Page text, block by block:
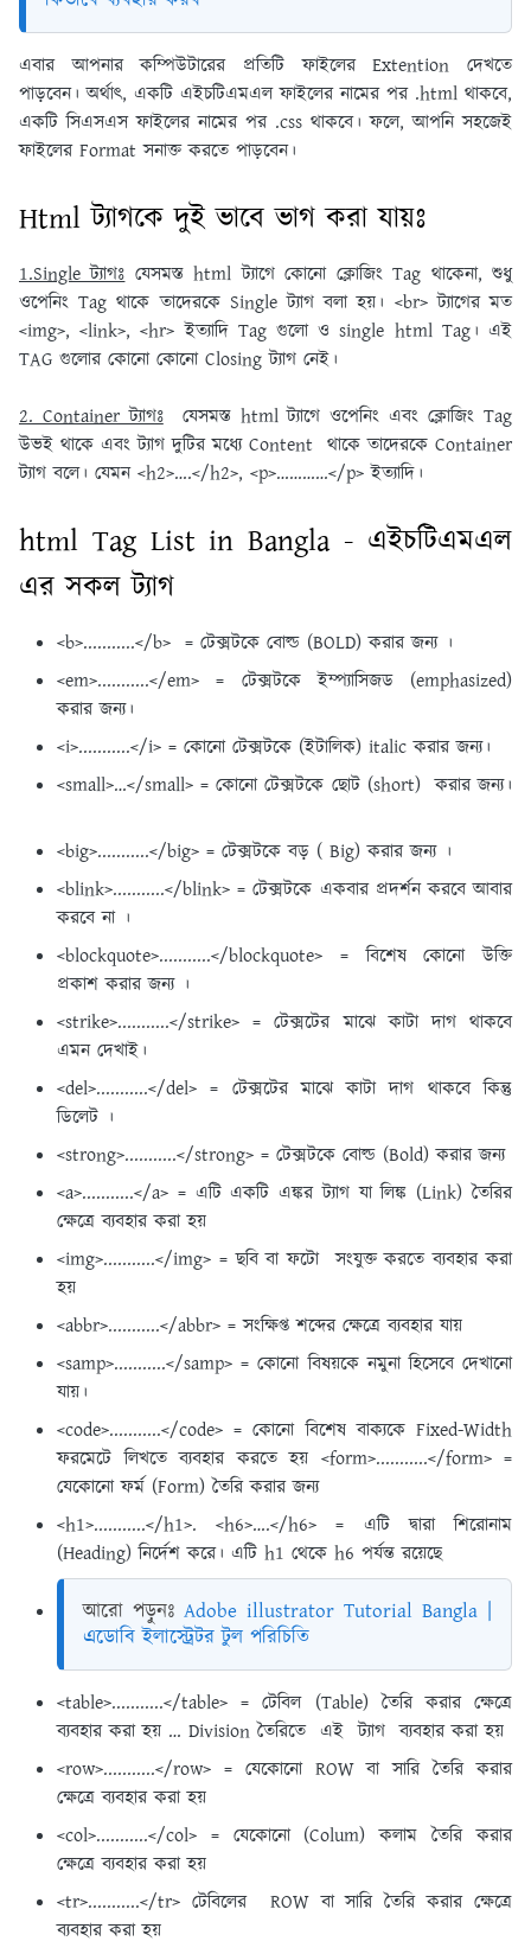
এবার আপনার কম্পিউটারের প্রতিটি ফাইলের Extention দেখতে
পাড়বেন। অর্থাৎ, একটি এইচটিএমএল ফাইলের নামের পর .html থাকবে,
একটি সিএসএস ফাইলের নামের পর .css থাকবে। ফলে, আপনি সহজেই
ফাইলের Format সনাক্ত করতে পাড়বেন।
Html ট্যাগকে দুই ভাবে ভাগ করা যায়ঃ
1.Single ট্যাগঃযেসমস্ত html ট্যাগে কোনো ক্লোজিং Tag থাকেনা, শুধু
ওপেনিং Tag থাকে তাদেরকে Single ট্যাগ বলা হয়। <br> ট্যাগের মত
<img>, <link>, <hr> ইত্যাদি Tag গুলো ও single html Tag। এই
TAG গুলোর কোনো কোনো Closing ট্যাগ নেই।
2. Container ট্যাগঃযেসমস্ত html ট্যাগে ওপেনিং এবং ক্লোজিং Tag
উভই থাকে এবং ট্যাগ দুটির মধ্যে Content থাকে তাদেরকে Container
ট্যাগ বলে। যেমন <h2>….</h2>, <p>…………</p> ইত্যাদি।
html Tag List in Bangla - এইচটিএমএল
এর সকল ট্যাগ
<b>...........</b> = টেক্সটকে বোল্ড (BOLD) করার জন্য ।
<em>...........</em> = টেক্সটকে ইম্প্যাসিজড (emphasized)
করার জন্য।
<i>...........</i> = কোনো টেক্সটকে (ইটালিক) italic করার জন্য।
<small>…</small> = কোনো টেক্সটকে ছোট (short) করার জন্য।
<big>...........</big> = টেক্সটকে বড় ( Big) করার জন্য ।
<blink>...........</blink> = টেক্সটকে একবার প্রদর্শন করবে আবার
করবে না ।
<blockquote>...........</blockquote> = বিশেষ কোনো উক্তি
প্রকাশ করার জন্য ।
<strike>...........</strike> = টেক্সটের মাঝে কাটা দাগ থাকবে
এমন দেখাই।
<del>...........</del> = টেক্সটের মাঝে কাটা দাগ থাকবে কিন্তু
ডিলেট ।
<strong>...........</strong> = টেক্সটকে বোল্ড (Bold) করার জন্য
<a>...........</a> = এটি একটি এঙ্কর ট্যাগ যা লিঙ্ক (Link) তৈরির
ক্ষেত্রে ব্যবহার করা হয়
<img>...........</img> = ছবি বা ফটো সংযুক্ত করতে ব্যবহার করা
হয়
<abbr>...........</abbr> = সংক্ষিপ্ত শব্দের ক্ষেত্রে ব্যবহার যায়
<samp>...........</samp> = কোনো বিষয়কে নমুনা হিসেবে দেখানো
যায়।
<code>...........</code> = কোনো বিশেষ বাক্যকে Fixed-Width
ফরমেটে লিখতে ব্যবহার করতে হয় <form>...........</form> =
যেকোনো ফর্ম (Form) তৈরি করার জন্য
<h1>...........</h1>. <h6>….</h6> = এটি দ্বারা শিরোনাম
(Heading) নির্দেশ করে। এটি h1 থেকে h6 পর্যন্ত রয়েছে
আরো পড়ুনঃ Adobe illustrator Tutorial Bangla |
এডোবি ইলাস্ট্রেটর টুল পরিচিতি
<table>...........</table> = টেবিল (Table) তৈরি করার ক্ষেত্রে
ব্যবহার করা হয় … Division তৈরিতে এই ট্যাগ ব্যবহার করা হয়
<row>...........</row> = যেকোনো ROW বা সারি তৈরি করার
ক্ষেত্রে ব্যবহার করা হয়
<col>...........</col> = যেকোনো (Colum) কলাম তৈরি করার
ক্ষেত্রে ব্যবহার করা হয়
<tr>...........</tr> টেবিলের ROW বা সারি তৈরি করার ক্ষেত্রে
ব্যবহার করা হয়